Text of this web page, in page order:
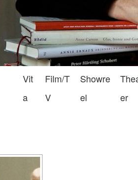
Vit
a
Film/T
V
Showre
el
er